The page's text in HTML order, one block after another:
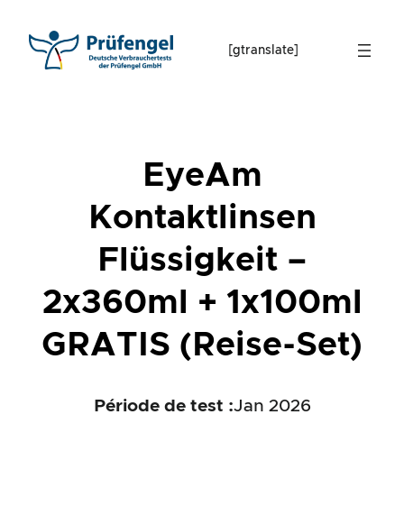
content
[gtranslate]
EyeAm
Kontaktlinsen
Flüssigkeit –
2x360ml + 1x100ml
GRATIS (Reise-Set)
Période de test :Jan 2026